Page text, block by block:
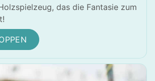
das die Fantasie zum